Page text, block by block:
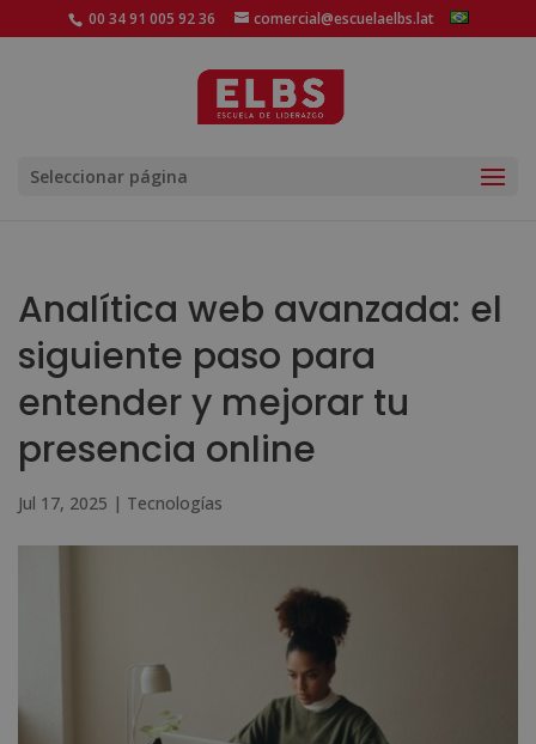
00 34 91 005 92 36 comercial@escuelaelbs.lat
Seleccionar página
Analítica web avanzada: el
siguiente paso para
entender y mejorar tu
presencia online
Jul 17, 2025 | Tecnologías